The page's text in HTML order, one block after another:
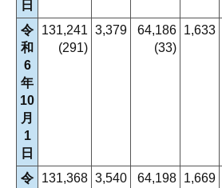
日
令
和
6
年
10
月
1
日
131,241
(291)
3,379
64,186
(33)
1,633
令
131,368 3,540
64,198 1,669